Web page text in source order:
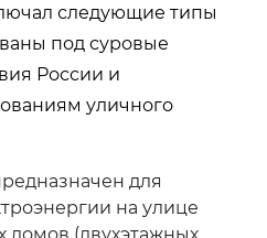
следующие типы
под суровые
России и
уличного
для
на улице
домов (двухэтажных